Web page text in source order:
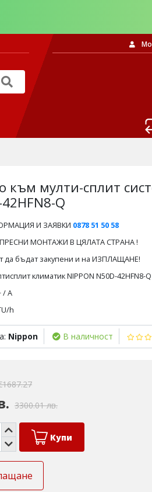
към мулти-сплит
Q
И ЗАЯВКИ 0878 51 50 58
МОНТАЖИ В ЦЯЛАТА СТРАНА !
да бъдат закупени и на ИЗПЛАЩАНЕ!
климатик NIPPON N50D-42HFN8-
/ А
h
Nippon В наличност
3300.01 лв.
Купи